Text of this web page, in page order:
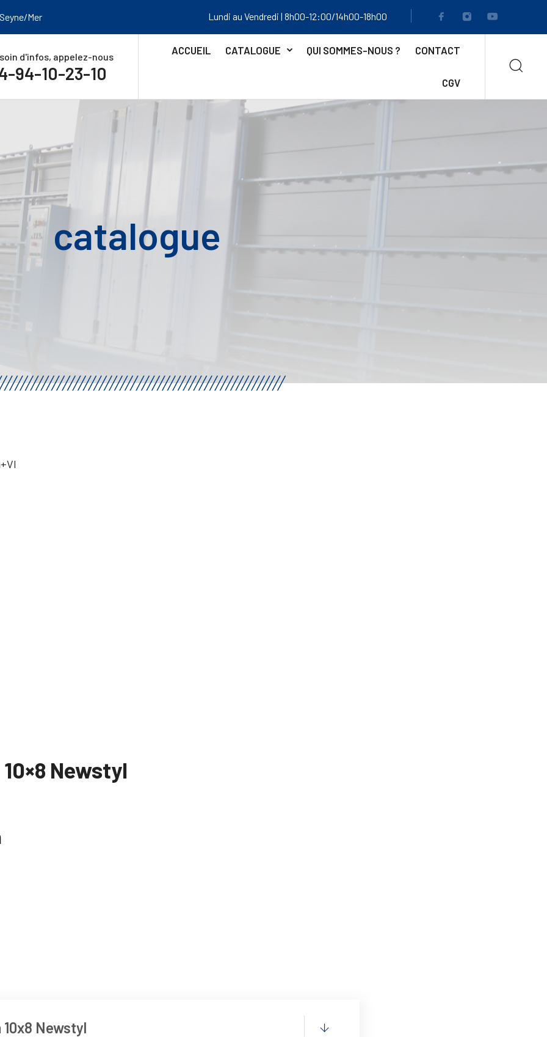
Mer Lundi au Vendredi | 8h00-12:00/14h00-18h00
d'infos, appelez-nous
94-10-23-10
ACCUEIL CATALOGUE QUI SOMMES-NOUS ? CONTACT
CGV
catalogue
Newstyl
10x8 Newstyl